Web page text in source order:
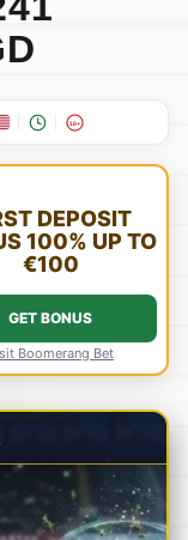
18+
DEPOSIT
100% UP TO
€100
GET BONUS
Boomerang Bet